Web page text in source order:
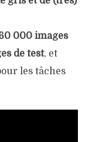
000 images
de test, et
les tâches